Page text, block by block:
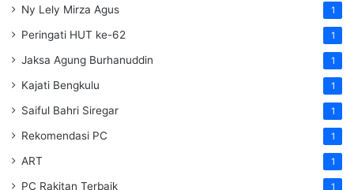
Ny Lely Mirza Agus 1
Peringati HUT ke-62 1
Jaksa Agung Burhanuddin 1
Kajati Bengkulu 1
Saiful Bahri Siregar 1
Rekomendasi PC 1
ART 1
PC Rakitan Terbaik 1